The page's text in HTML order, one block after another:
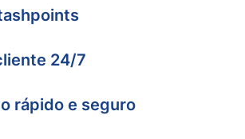
24/7
rápido e seguro